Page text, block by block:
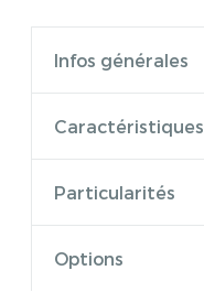
Infos générales
Caractéristiques
Particularités
Options